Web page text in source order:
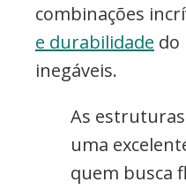
combinações
e durabilidade do
inegáveis.
As
uma
quem busca